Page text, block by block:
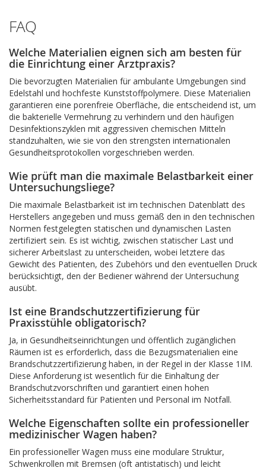
FAQ
Welche Materialien eignen sich am besten für
die Einrichtung einer Arztpraxis?
Die bevorzugten Materialien für ambulante Umgebungen sind
Edelstahl und hochfeste Kunststoffpolymere. Diese Materialien
garantieren eine porenfreie Oberfläche, die entscheidend ist, um
die bakterielle Vermehrung zu verhindern und den häufigen
Desinfektionszyklen mit aggressiven chemischen Mitteln
standzuhalten, wie sie von den strengsten internationalen
Gesundheitsprotokollen vorgeschrieben werden.
Wie prüft man die maximale Belastbarkeit einer
Untersuchungsliege?
Die maximale Belastbarkeit ist im technischen Datenblatt des
Herstellers angegeben und muss gemäß den in den technischen
Normen festgelegten statischen und dynamischen Lasten
zertifiziert sein. Es ist wichtig, zwischen statischer Last und
sicherer Arbeitslast zu unterscheiden, wobei letztere das
Gewicht des Patienten, des Zubehörs und den eventuellen Druck
berücksichtigt, den der Bediener während der Untersuchung
ausübt.
Ist eine Brandschutzzertifizierung für
Praxisstühle obligatorisch?
Ja, in Gesundheitseinrichtungen und öffentlich zugänglichen
Räumen ist es erforderlich, dass die Bezugsmaterialien eine
Brandschutzzertifizierung haben, in der Regel in der Klasse 1IM.
Diese Anforderung ist wesentlich für die Einhaltung der
Brandschutzvorschriften und garantiert einen hohen
Sicherheitsstandard für Patienten und Personal im Notfall.
Welche Eigenschaften sollte ein professioneller
medizinischer Wagen haben?
Ein professioneller Wagen muss eine modulare Struktur,
Schwenkrollen mit Bremsen (oft antistatisch) und leicht